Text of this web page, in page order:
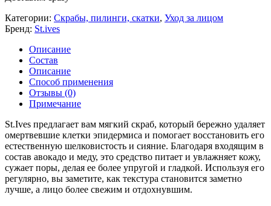
Категории: Скрабы, пилинги, скатки, Уход за лицом
Бренд: St.ives
Описание
Состав
Описание
Способ применения
Отзывы (0)
Примечание
St.Ives предлагает вам мягкий скраб, который бережно удаляет
омертвевшие клетки эпидермиса и помогает восстановить его
естественную шелковистость и сияние. Благодаря входящим в
состав авокадо и меду, это средство питает и увлажняет кожу,
сужает поры, делая ее более упругой и гладкой. Используя его
регулярно, вы заметите, как текстура становится заметно
лучше, а лицо более свежим и отдохнувшим.